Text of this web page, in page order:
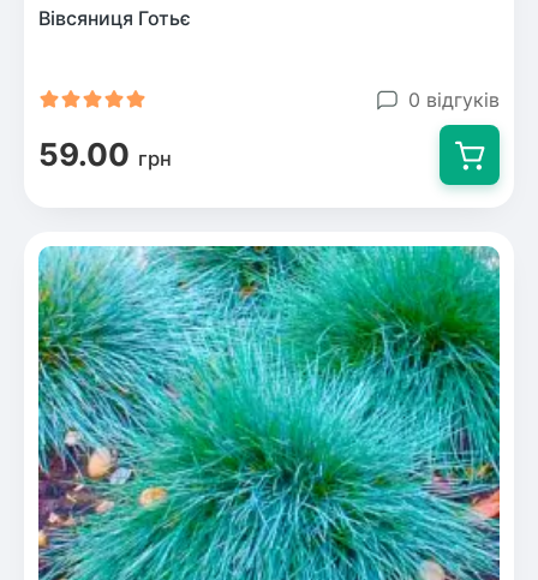
Вівсяниця Готьє
0 відгуків
59.00 грн